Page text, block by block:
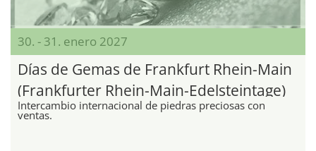
30. - 31. enero 2027
Días de Gemas de Frankfurt Rhein-Main
(Frankfurter Rhein-Main-Edelsteintage)
Intercambio internacional de piedras preciosas con
ventas.